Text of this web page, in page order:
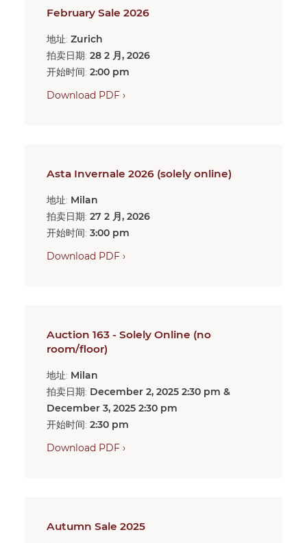
February Sale 2026
地址: Zurich
拍卖日期: 28 2 月, 2026
开始时间: 2:00 pm
Download PDF ›
Asta Invernale 2026 (solely online)
地址: Milan
拍卖日期: 27 2 月, 2026
开始时间: 3:00 pm
Download PDF ›
Auction 163 - Solely Online (no
room/floor)
地址: Milan
拍卖日期: December 2, 2025 2:30 pm &
December 3, 2025 2:30 pm
开始时间: 2:30 pm
Download PDF ›
Autumn Sale 2025